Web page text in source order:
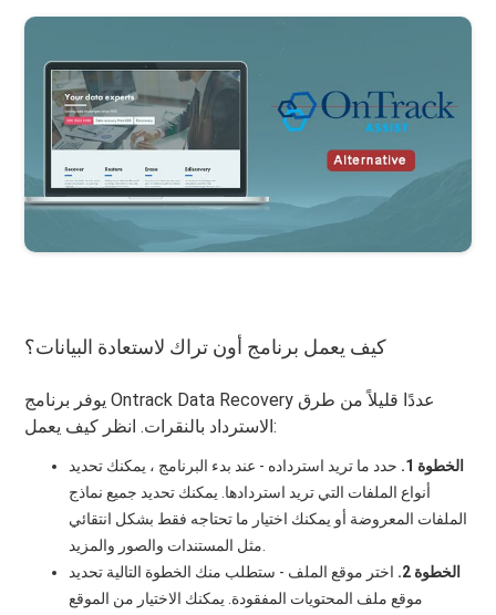
كيف يعمل برنامج أون تراك لاستعادة البيانات؟
يوفر برنامج Ontrack Data Recovery عددًا قليلاً من طرق
الاسترداد بالنقرات. انظر كيف يعمل:
الخطوة 1.
حدد ما تريد استرداده - عند بدء البرنامج ، يمكنك تحديد
أنواع الملفات التي تريد استردادها. يمكنك تحديد جميع نماذج
الملفات المعروضة أو يمكنك اختيار ما تحتاجه فقط بشكل انتقائي
الخطوة 2.
اختر موقع الملف - ستطلب منك الخطوة التالية تحديد
موقع ملف المحتويات المفقودة. يمكنك الاختيار من الموقع